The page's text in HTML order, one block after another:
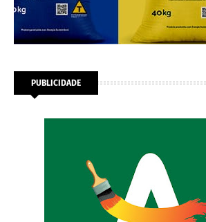
PUBLICIDADE